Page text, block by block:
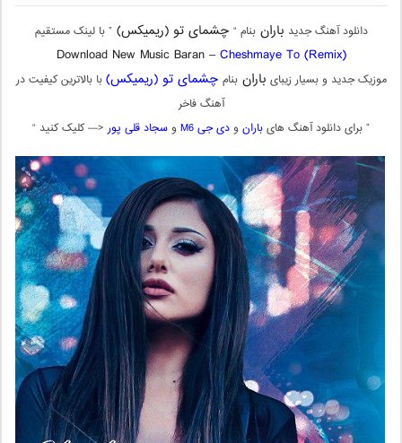
دانلود آهنگ جدید بارانبنام “ چشمای تو (ریمیکس)” با لینک مستقیم
Download New Music Baran –Cheshmaye To (Remix)
موزیک جدید و بسیار زیبای بارانبنام چشمای تو (ریمیکس)با بالاترین کیفیت در
آهنگ فاخر
” برای دانلود آهنگ هایباران ودی جی M6 وسجاد قلی پور<— کلیک کنید “